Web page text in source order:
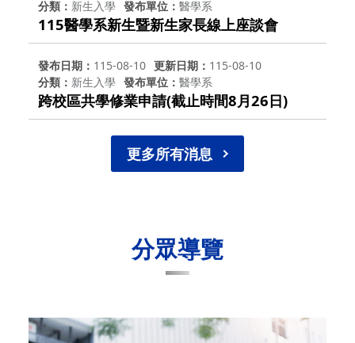
分類 新生入學 發布單位 醫學系
115醫學系新生暨新生家長線上座談會
發布日期 115-08-10 更新日期
115-08-10
分類
新生入學 發布單位 醫學系
跨校區共學修業申請(截止時間8月26日)
更多所有消息
分眾導覽